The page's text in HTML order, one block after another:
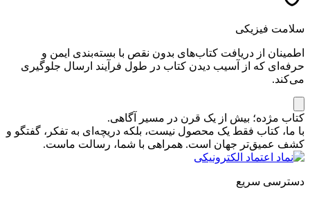
سلامت فیزیکی
اطمینان از دریافت کتاب‌های بدون نقص با بسته‌بندی ایمن و
حرفه‌ای که از آسیب دیدن کتاب در طول فرآیند ارسال جلوگیری
می‌کند.
کتاب مژده؛ بیش از یک قرن در مسیر آگاهی.
با ما، کتاب فقط یک محصول نیست، بلکه دریچه‌ای به تفکر، گفتگو و
کشف عمیق‌تر جهان است. همراهی با شما، رسالت ماست.
دسترسی سریع